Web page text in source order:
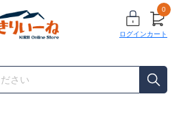
ログイン
0
カート